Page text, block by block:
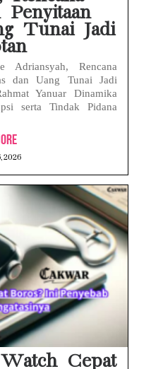
Penyitaan
Tunai Jadi
Adriansyah, Rencana
dan Uang Tunai Jadi
Yanuar Dinamika
serta Tindak Pidana
2026
Cepat